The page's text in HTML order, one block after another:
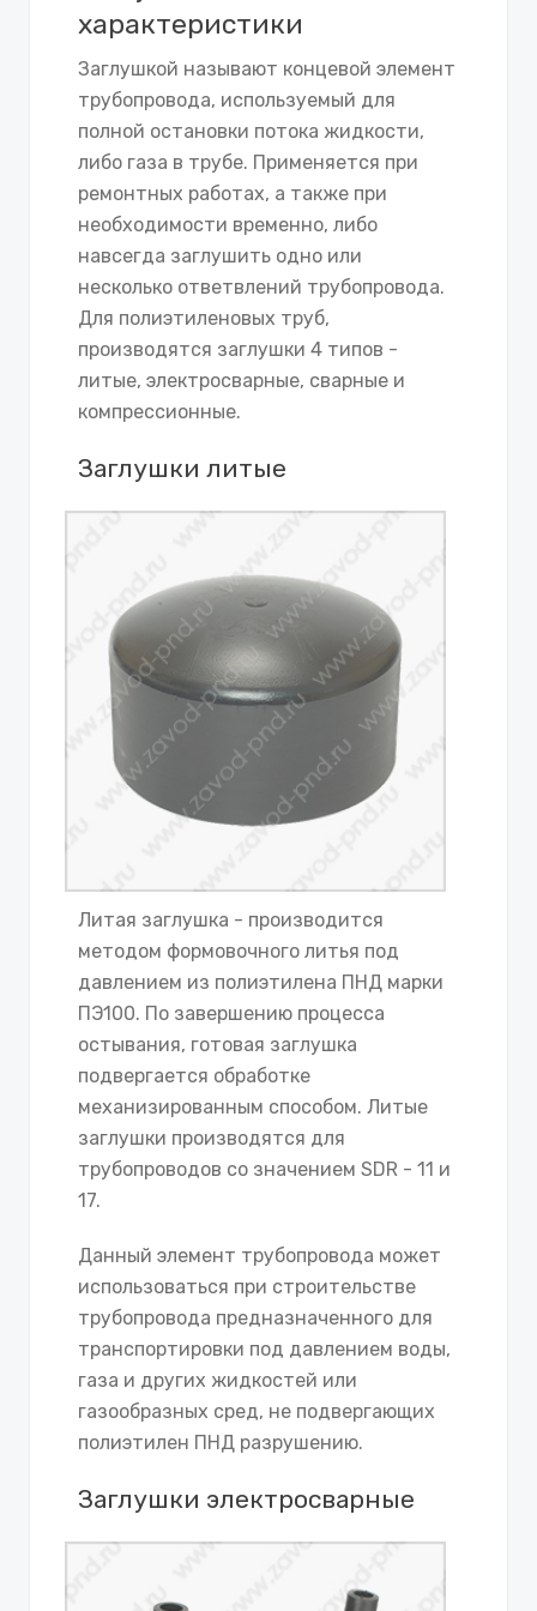
характеристики
Заглушкой называют концевой элемент
трубопровода, используемый для
полной остановки потока жидкости,
либо газа в трубе. Применяется при
ремонтных работах, а также при
необходимости временно, либо
навсегда заглушить одно или
несколько ответвлений трубопровода.
Для полиэтиленовых труб,
производятся заглушки 4 типов -
литые, электросварные, сварные и
компрессионные.
Заглушки литые
Литая заглушка - производится
методом формовочного литья под
давлением из полиэтилена ПНД марки
ПЭ100. По завершению процесса
остывания, готовая заглушка
подвергается обработке
механизированным способом. Литые
заглушки производятся для
трубопроводов со значением SDR - 11 и
17.
Данный элемент трубопровода может
использоваться при строительстве
трубопровода предназначенного для
транспортировки под давлением воды,
газа и других жидкостей или
газообразных сред, не подвергающих
полиэтилен ПНД разрушению.
Заглушки электросварные